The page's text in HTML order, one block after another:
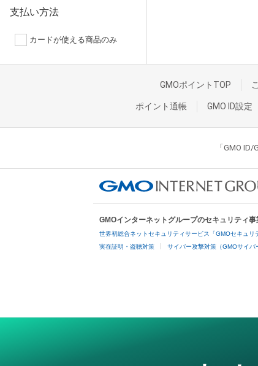
支払い方法
カードが使える商品のみ
GMOポイントTOP
ポイント通帳 GMO ID設定
「GMO
GMOインターネットグループのセキュリティ事
世界初総合ネットセキュリティサービス「GMOセキュリ
実在証明・盗聴対策 サイバー攻撃対策（GMOサイバ